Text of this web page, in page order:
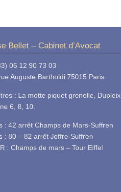
Bellet – Cabinet d’Avocat
06 12 90 73 03
Auguste Bartholdi 75015 Paris.
: La motte piquet grenelle, Dupleix
6, 8, 10.
: 42 arrêt Champs de Mars-Suffren
: 80 – 82 arrêt Joffre-Suffren
: Champs de mars – Tour Eiffel